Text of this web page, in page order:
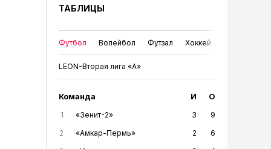
ТАБЛИЦЫ
Футбол Волейбол Футзал Хоккей
LEON-Вторая лига «А»
Команда И О
1 «Зенит-2» 3
9
2
«Амкар-Пермь» 2
6